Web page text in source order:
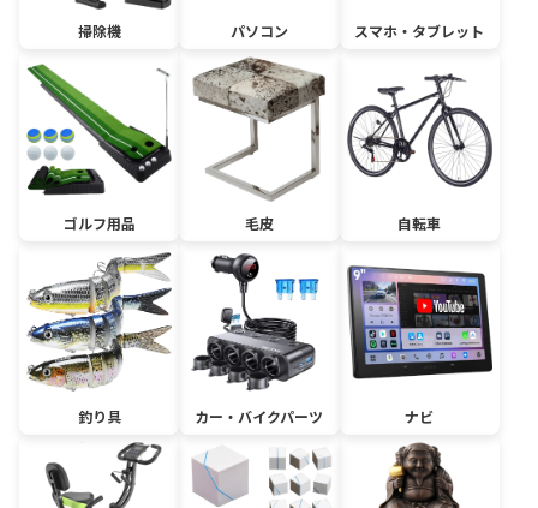
掃除機 パソコン スマホ・タブレット
ゴルフ用品 毛皮 自転車
釣り具 カー・バイクパーツ ナビ